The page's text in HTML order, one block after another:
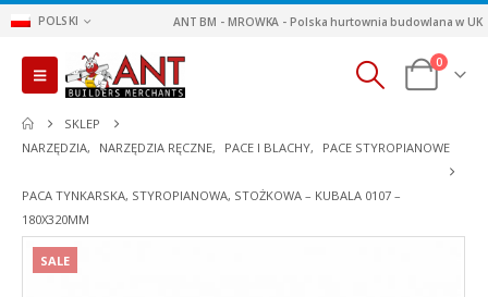
POLSKI ANT BM - MROWKA - Polska hurtownia budowlana w UK
0
SKLEP
NARZĘDZIA, NARZĘDZIA RĘCZNE, PACE I BLACHY, PACE STYROPIANOWE
PACA TYNKARSKA, STYROPIANOWA, STOŻKOWA – KUBALA 0107 –
180X320MM
SALE